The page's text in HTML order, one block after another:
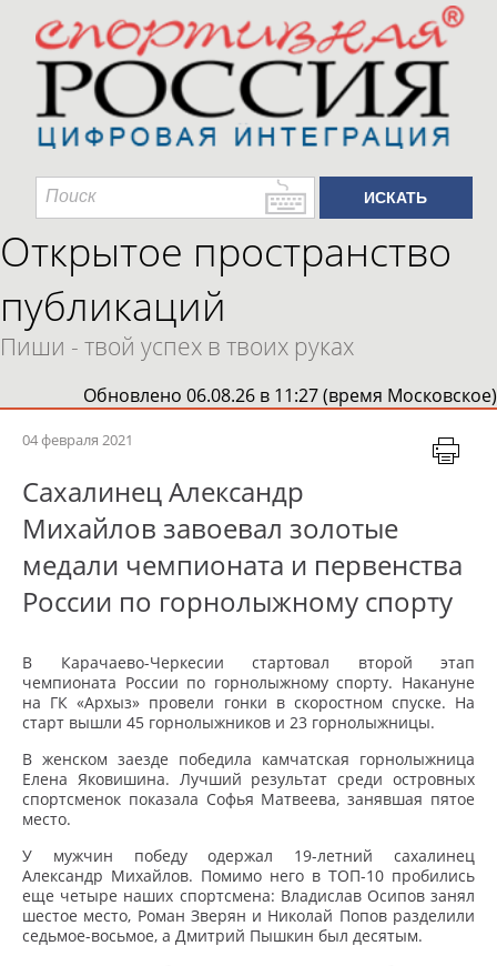
Открытое пространство
публикаций
Пиши - твой успех в твоих руках
Обновлено 06.08.26 в 11:27 (время Московское)
04 февраля 2021
Сахалинец Александр
Михайлов завоевал золотые
медали чемпионата и первенства
России по горнолыжному спорту
В Карачаево-Черкесии стартовал второй этап
чемпионата России по горнолыжному спорту. Накануне
на ГК «Архыз» провели гонки в скоростном спуске. На
старт вышли 45 горнолыжников и 23 горнолыжницы.
В женском заезде победила камчатская горнолыжница
Елена Яковишина. Лучший результат среди островных
спортсменок показала Софья Матвеева, занявшая пятое
место.
У мужчин победу одержал 19-летний сахалинец
Александр Михайлов. Помимо него в ТОП-10 пробились
еще четыре наших спортсмена: Владислав Осипов занял
шестое место, Роман Зверян и Николай Попов разделили
седьмое-восьмое, а Дмитрий Пышкин был десятым.